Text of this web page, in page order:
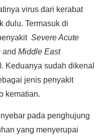
virus dari kerabat
dulu. Termasuk di
Severe Acute
and Middle East
. Keduanya sudah dikenal
jenis penyakit
kematian.
pada penghujung
yang menyerupai